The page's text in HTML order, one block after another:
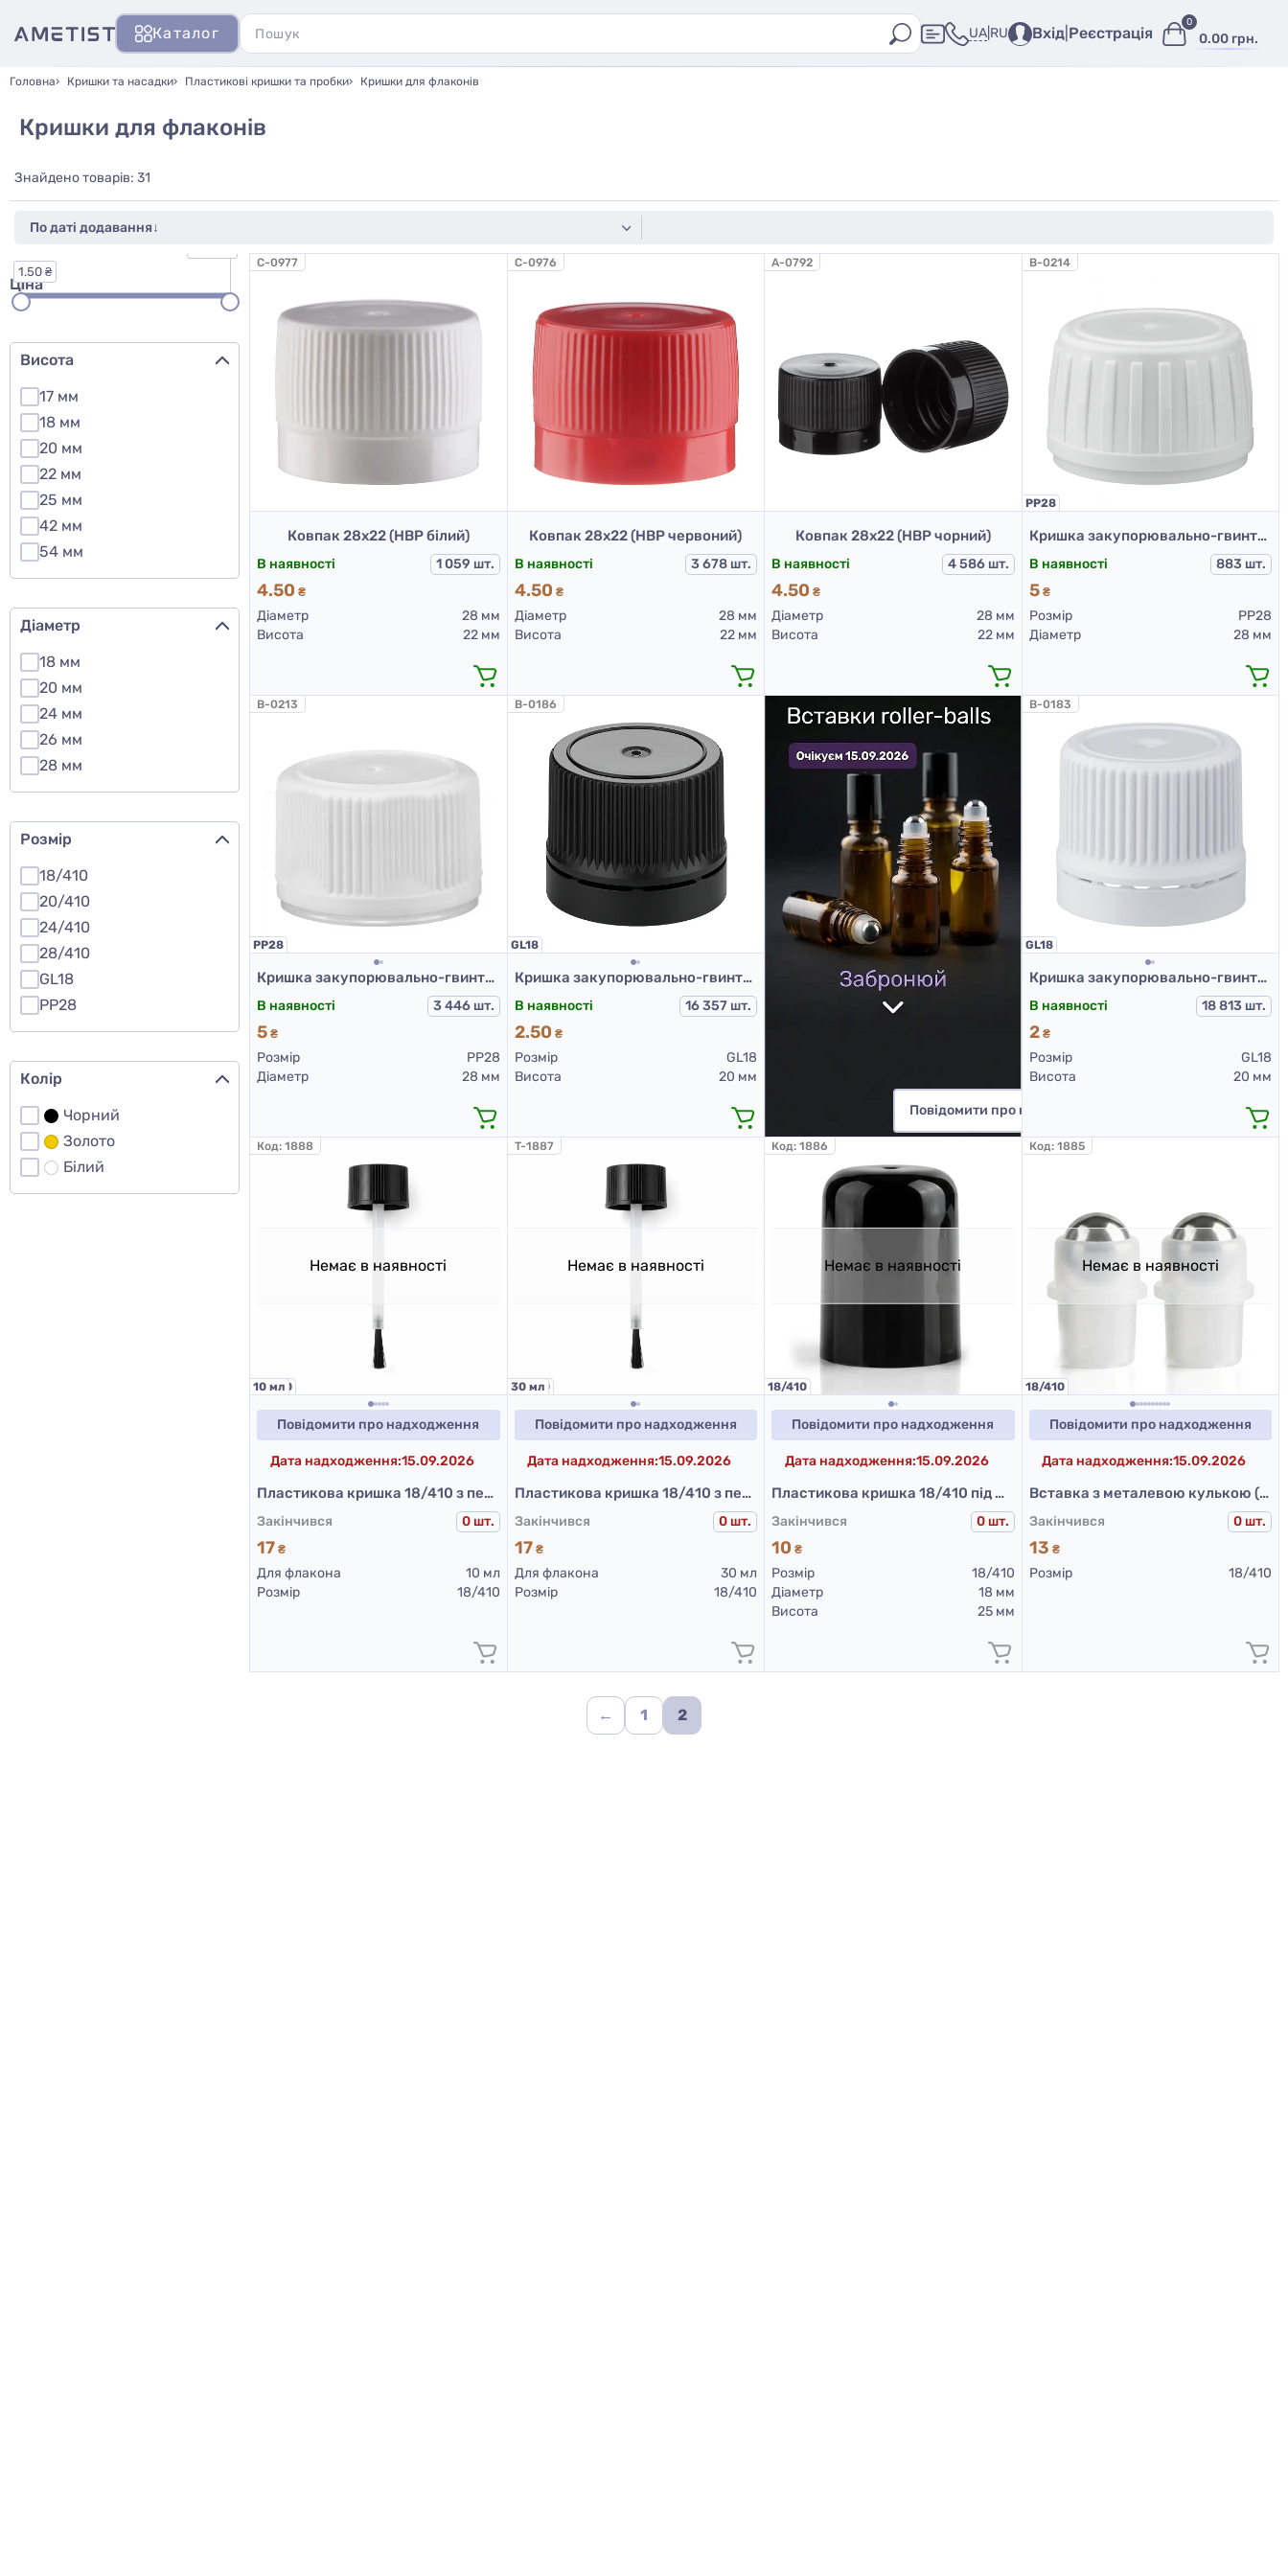
Каталог UA RU Вхід Реєстрація 0.00 грн.
0
Головна Кришки та насадки Пластикові кришки та пробки Кришки для флаконів
Кришки для флаконів
Знайдено товарів: 31
Ціна
1.50 ₴
Висота
17 мм
18 мм
20 мм
22 мм
25 мм
42 мм
54 мм
Діаметр
18 мм
20 мм
24 мм
26 мм
28 мм
Розмір
18/410
20/410
24/410
28/410
GL18
PP28
Колір
Чорний
Золото
Білий
C-0977
Ковпак 28х22 (НВР білий)
В наявності 1 059 шт.
4.50 ₴
Діаметр
28 мм
Висота
22 мм
C-0976
Ковпак 28х22 (НВР червоний)
В наявності 3 678 шт.
4.50 ₴
Діаметр
28 мм
Висота
22 мм
A-0792
Ковпак 28х22 (НВР чорний)
В наявності 4 586 шт.
4.50 ₴
Діаметр
28 мм
Висота
22 мм
B-0214
PP28
Кришка закупорювально-гвинтова з контролем першого розтину (конус) тип 1.4Д (А) 01 біла
В наявності 883 шт.
5₴
Розмір
PP28
Діаметр
28 мм
B-0213
PP28
Кришка закупорювально-гвинтова з контролем першого відкриття тип 1.4Д (А) 01 біла
В наявності 3 446 шт.
5 ₴
Розмір
PP28
Діаметр
28 мм
B-0186
GL18
Кришка закупорювально-гвинтова з контролем першого відкриття тип 1.4к чорна
В наявності 16 357 шт.
2.50 ₴
Розмір
GL18
Висота
20 мм
Повідомити про надходження
B-0183
GL18
Кришка закупорювально-гвинтова з контролем першого відкриття тип 1.4к біла
В наявності 18 813 шт.
2₴
Розмір
GL18
Висота
20 мм
Немає в наявності
Код: 1888
18/410
10 мл
Повідомити про надходження
Дата надходження:15.09.2026
Пластикова кришка 18/410 з пензликом 51 мм (чорна)
Закінчився 0 шт.
17 ₴
Для флакона
10 мл
Розмір
18/410
Немає в наявності
T-1887
18/410
30 мл
Повідомити про надходження
Дата надходження:15.09.2026
Пластикова кришка 18/410 з пензликом 71 мм (чорна)
Закінчився 0 шт.
17₴
Для флакона
30 мл
Розмір
18/410
Немає в наявності
Код: 1886
18/410
Повідомити про надходження
Дата надходження:15.09.2026
Пластикова кришка 18/410 під металеву кульку (чорна)
Закінчився 0 шт.
10 ₴
Розмір
18/410
Діаметр
18 мм
Висота
25 мм
Немає в наявності
Код: 1885
18/410
Повідомити про надходження
Дата надходження:15.09.2026
Вставка з металевою кулькою (чорна)
Закінчився 0 шт.
13 ₴
Розмір 18/410
← 1 2